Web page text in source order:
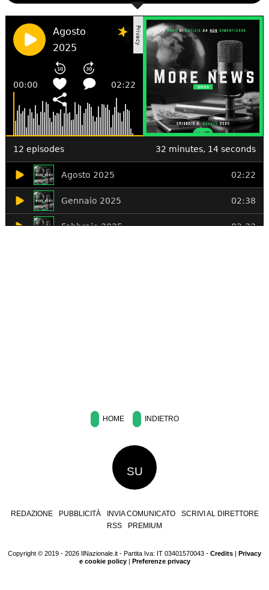
HOME INDIETRO
SU
REDAZIONE PUBBLICITÀ INVIA COMUNICATO
SCRIVI AL DIRETTORE
RSS
PREMIUM
Copyright © 2019 - 2026 IlNazionale.it - Partita Iva: IT 03401570043 - Credits | Privacy
e cookie policy| Preferenze privacy